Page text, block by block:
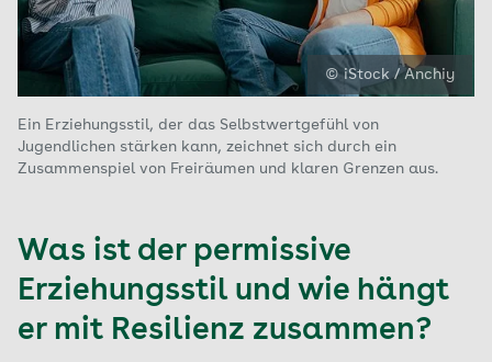
© iStock / Anchiy
Ein Erziehungsstil, der das Selbstwertgefühl von
Jugendlichen stärken kann, zeichnet sich durch ein
Zusammenspiel von Freiräumen und klaren Grenzen aus.
Was ist der permissive
Erziehungsstil und wie hängt
er mit Resilienz zusammen?